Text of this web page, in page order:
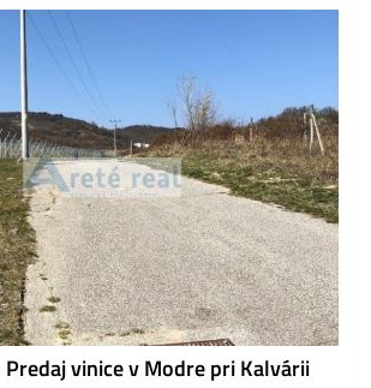
vinice v Modre pri Kalvárii